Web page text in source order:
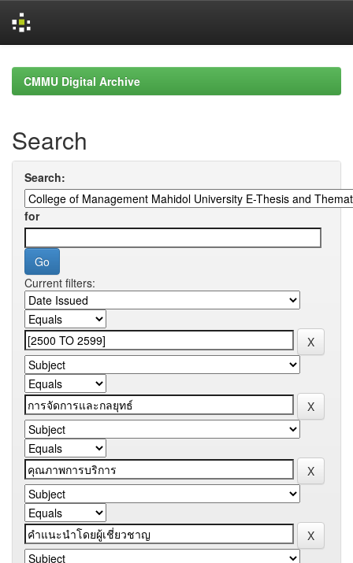
navigationCMMU Digital Archive
Search
Search:
for
Current filters: